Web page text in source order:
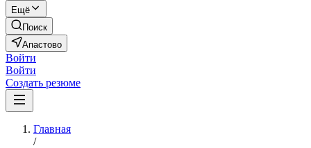
Ещё
Поиск
Апастово
Войти
Войти
Создать резюме
Главная
/